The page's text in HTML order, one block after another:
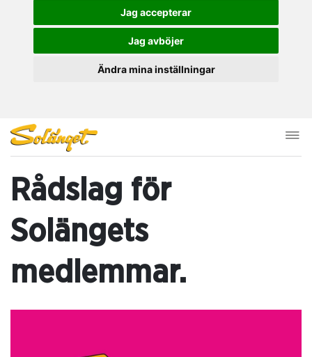
Jag accepterar
Jag avböjer
Ändra mina inställningar
Rådslag för
Solängets
medlemmar.